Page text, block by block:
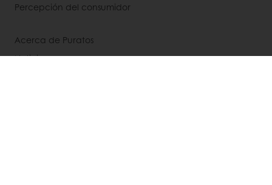
Percepción del consumidor
Acerca de Puratos
Noticias